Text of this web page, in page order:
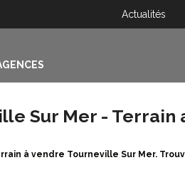
Actualités
Sur Mer - Terrain
à vendre Tourneville Sur Mer.